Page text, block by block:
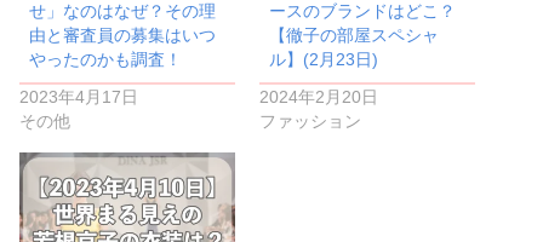
せ」なのはなぜ？その理
由と審査員の募集はいつ
やったのかも調査！
2023年4月17日
その他
ースのブランドはどこ？
【徹子の部屋スペシャ
ル】(2月23日)
2024年2月20日
ファッション